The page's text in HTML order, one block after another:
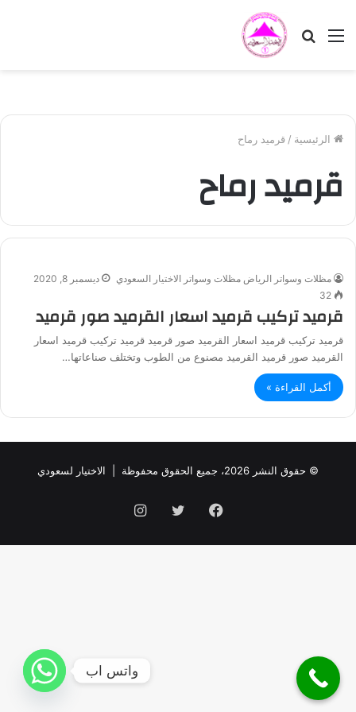
القائمة بحث
الرئيسية / قرميد رماح
قرميد رماح
مظلات وسواتر الرياض مظلات وسواتر الاختيار السعودي
ديسمبر 8, 2020
32
قرميد تركيب قرميد اسعار القرميد صور قرميد
قرميد تركيب قرميد اسعار القرميد صور قرميد قرميد تركيب قرميد اسعار
القرميد صور قرميد القرميد مصنوع من الطوب وتختلف صناعاتها…
أكمل القراءة »
© حقوق النشر 2026، جميع الحقوق محفوظة | الاختيار لسعودي
فيسبوك تويتر انستقرام
واتس اب